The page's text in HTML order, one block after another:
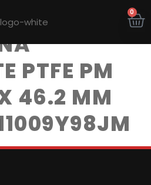
0
–
PTFE PM
46.2 MM